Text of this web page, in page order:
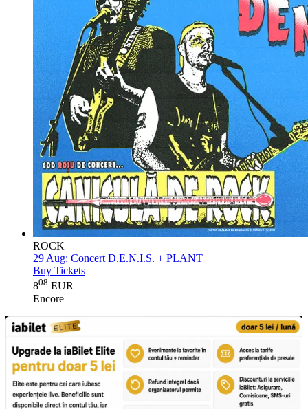
ROCK
29 Aug: Concert D.E.N.I.S. + PLANT
Buy Tickets
808 EUR
Encore